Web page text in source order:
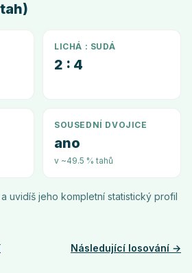
LICHÁ : SUDÁ
2 : 4
SOUSEDNÍ DVOJICE
ano
v ~49.5 % tahů
uvidíš jeho kompletní statistický profil
Následující losování →